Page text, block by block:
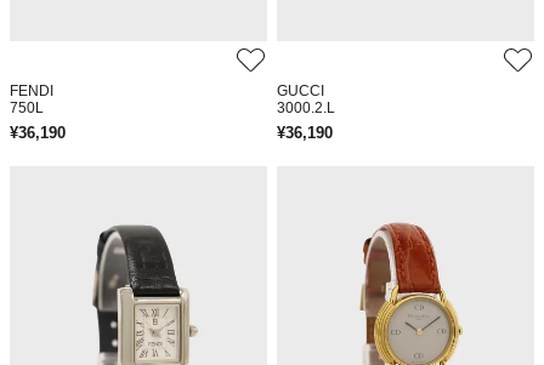
FENDI
750L
¥36,190
GUCCI
3000.2.L
¥36,190